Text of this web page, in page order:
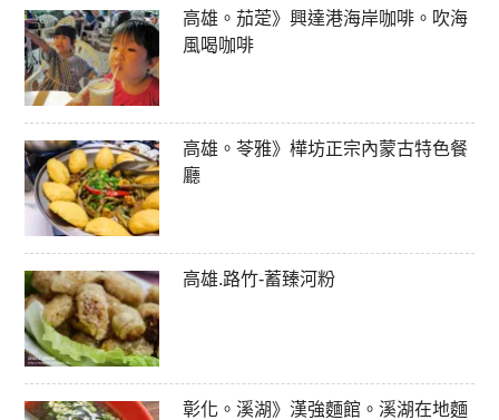
高雄。茄萣》興達港海岸咖啡。吹海
風喝咖啡
高雄。苓雅》樺坊正宗內蒙古特色餐
廳
高雄.路竹-蓄臻河粉
彰化。溪湖》漢強麵館。溪湖在地麵